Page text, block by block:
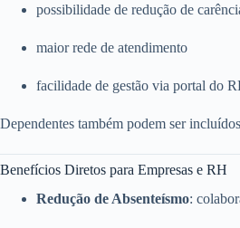
possibilidade de redução de
maior rede de atendimento
facilidade de gestão via portal do
Dependentes também podem ser
Benefícios Diretos para Empresas e RH
Redução de Absenteísmo: